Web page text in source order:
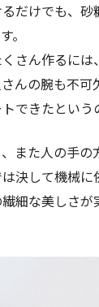
だけでも、砂
。
さん作るには
んの腕も不可
できたという
また人の手の
決して機械に
細な美しさが